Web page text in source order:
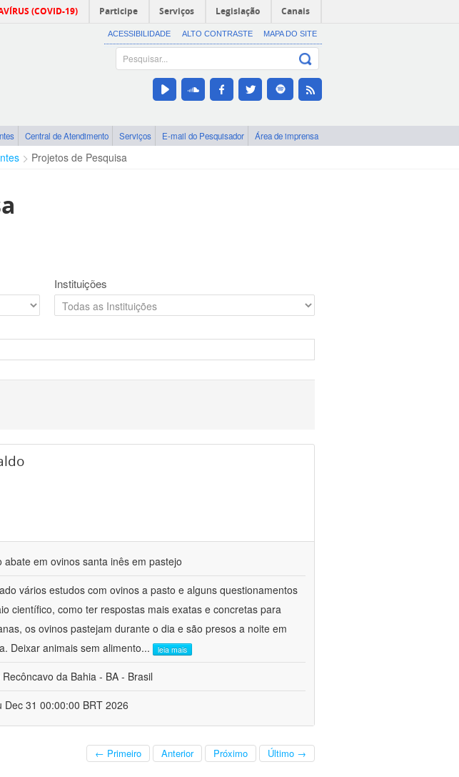
(COVID-19) Participe Serviços Legislação Canais
ACESSIBILIDADE ALTO CONTRASTE MAPA DO SITE
Central de Atendimento Serviços E-mail do Pesquisador Área de imprensa
Projetos de Pesquisa
Instituições
em ovinos santa inês em pastejo
vários estudos com ovinos a pasto e alguns questionamentos
científico, como ter respostas mais exatas e concretas para
os ovinos pastejam durante o dia e são presos a noite em
Deixar animais sem alimento... leia mais
da Bahia - BA - Brasil
31 00:00:00 BRT 2026
← Primeiro Anterior Próximo Último →